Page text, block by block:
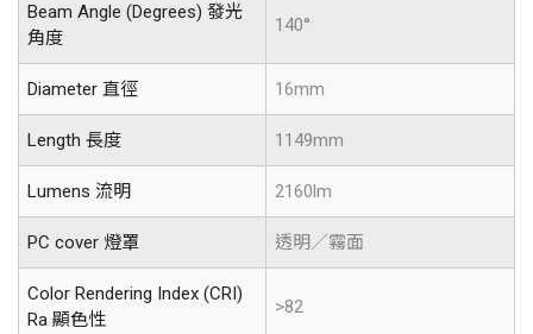
Beam Angle (Degrees) 發光
角度
140°
Diameter 直徑 16mm
Length 長度 1149mm
Lumens 流明 2160lm
PC cover 燈罩 透明／霧面
Color Rendering Index (CRI)
Ra 顯色性
>82